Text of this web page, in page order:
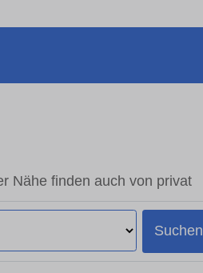
Nähe finden auch von privat
Suchen